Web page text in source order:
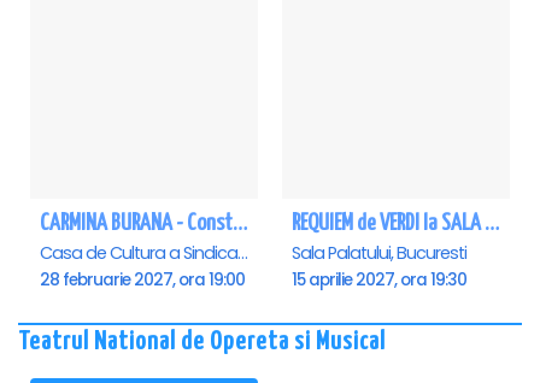
CARMINA BURANA - Constanta
Casa de Cultura a Sindicatelor - Sala Mare, Constanta
28 februarie 2027, ora 19:00
REQUIEM de VERDI la SALA PALATULUI
Sala Palatului, Bucuresti
15 aprilie 2027, ora 19:30
Teatrul National de Opereta si Musical